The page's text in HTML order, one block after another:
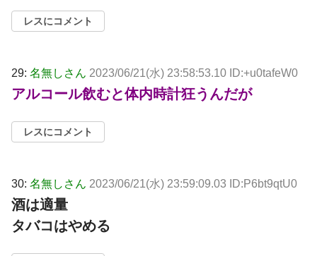
レスにコメント
29: 名無しさん 2023/06/21(水) 23:58:53.10 ID:+u0tafeW0
アルコール飲むと体内時計狂うんだが
レスにコメント
30: 名無しさん 2023/06/21(水) 23:59:09.03 ID:P6bt9qtU0
酒は適量
タバコはやめる